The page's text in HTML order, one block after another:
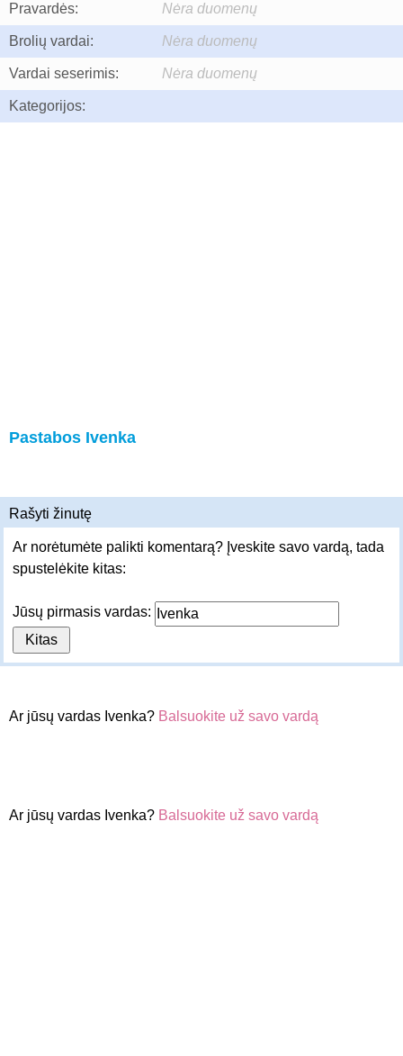
Pravardės: Nėra duomenų
Brolių vardai: Nėra duomenų
Vardai seserimis: Nėra duomenų
Kategorijos:
Pastabos Ivenka
Rašyti žinutę
Ar norėtumėte palikti komentarą? Įveskite savo vardą, tada
spustelėkite kitas:
Jūsų pirmasis vardas:
Ar jūsų vardas Ivenka? Balsuokite už savo vardą
Ar jūsų vardas Ivenka? Balsuokite už savo vardą